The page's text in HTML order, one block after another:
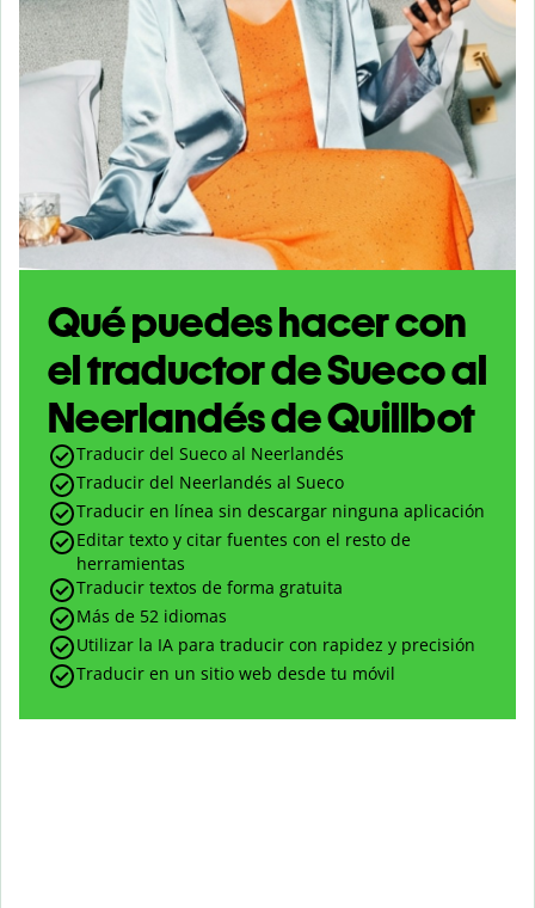
Qué puedes hacer con
el traductor de Sueco al
Neerlandés de Quillbot
Traducir del Sueco al Neerlandés
Traducir del Neerlandés al Sueco
Traducir en línea sin descargar ninguna aplicación
Editar texto y citar fuentes con el resto de
herramientas
Traducir textos de forma gratuita
Más de 52 idiomas
Utilizar la IA para traducir con rapidez y precisión
Traducir en un sitio web desde tu móvil